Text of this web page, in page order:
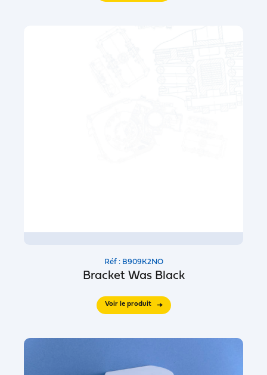
Réf : B909K2NO
Bracket Was Black
Voir le produit